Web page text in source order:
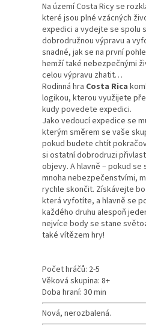
Na území Costa Ricy se
které jsou plné vzácných
expedici a vydejte se spolu
dobrodružnou výpravu a
snadné, jak se na první
hemží také nebezpečnými
celou výpravu zhatit…
Rodinná hra Costa Rica
logikou, kterou využijete
kudy povedete expedici.
Jako vedoucí expedice se
kterým směrem se vaše
pokud budete chtít
si ostatní dobrodruzi
objevy. A hlavně – pokud
mnoha nebezpečenstvími,
rychle skončit. Získávejte
která vyfotíte, a hlavně se
každého druhu alespoň
nejvíce body se stane
také vítězem hry!
Počet hráčů: 2-5
Věková skupina: 8+
Doba hraní: 30 min
Nová, nerozbalená.